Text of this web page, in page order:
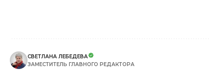
СВЕТЛАНА ЛЕБЕДЕВА
ЗАМЕСТИТЕЛЬ ГЛАВНОГО РЕДАКТОРА